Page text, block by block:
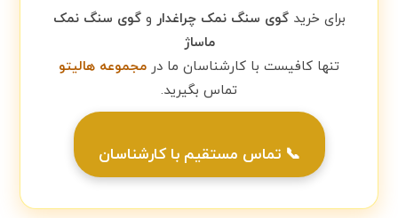
برای خریدگوی سنگ نمک چراغدار وگوی سنگ نمک
ماساژ
تنها کافیست با کارشناسان ما در مجموعه هالیتو
تماس بگیرید.
📞 تماس مستقیم با کارشناسان